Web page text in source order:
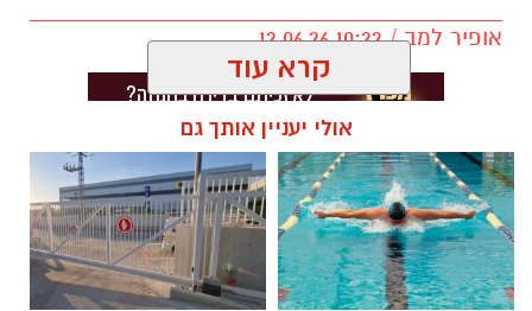
הצפייה קשה מדי, זה בסדר גם לוותר עליהם
ולהתחבר מחדש לעלילת העונה שתמשיך בפרק
שישודר בשבוע הבא".
העונה החמישית של "פאודה" מתרחשת על רקע
המציאות הביטחונית שנוצרה לאחר מתקפת חמאס
ב7 באוקטובר, והפרקים הקרובים צפויים להציג את
נקודת המבט של הדמויות המרכזיות במהלך
האירועים הדרמטיים.
אופיר למב / 10:22 12.06.26
תגים:ראשון לציון, הקוסם מארץ עוץ
קרא עוד
אולי יעניין אותך גם